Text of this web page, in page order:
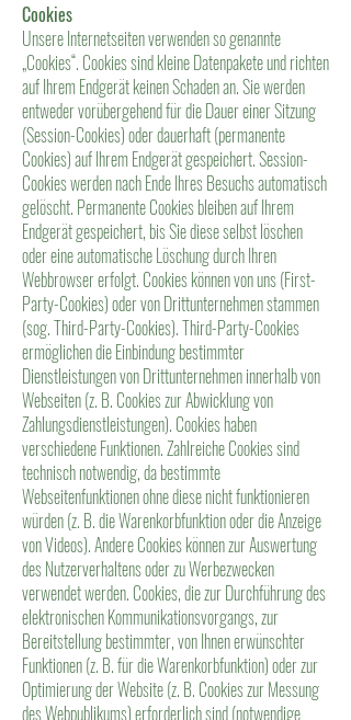
Cookies
Unsere Internetseiten verwenden so genannte
„Cookies“. Cookies sind kleine Datenpakete und richten
auf Ihrem Endgerät keinen Schaden an. Sie werden
entweder vorübergehend für die Dauer einer Sitzung
(Session-Cookies) oder dauerhaft (permanente
Cookies) auf Ihrem Endgerät gespeichert. Session-
Cookies werden nach Ende Ihres Besuchs automatisch
gelöscht. Permanente Cookies bleiben auf Ihrem
Endgerät gespeichert, bis Sie diese selbst löschen
oder eine automatische Löschung durch Ihren
Webbrowser erfolgt. Cookies können von uns (First-
Party-Cookies) oder von Drittunternehmen stammen
(sog. Third-Party-Cookies). Third-Party-Cookies
ermöglichen die Einbindung bestimmter
Dienstleistungen von Drittunternehmen innerhalb von
Webseiten (z. B. Cookies zur Abwicklung von
Zahlungsdienstleistungen). Cookies haben
verschiedene Funktionen. Zahlreiche Cookies sind
technisch notwendig, da bestimmte
Webseitenfunktionen ohne diese nicht funktionieren
würden (z. B. die Warenkorbfunktion oder die Anzeige
von Videos). Andere Cookies können zur Auswertung
des Nutzerverhaltens oder zu Werbezwecken
verwendet werden. Cookies, die zur Durchführung des
elektronischen Kommunikationsvorgangs, zur
Bereitstellung bestimmter, von Ihnen erwünschter
Funktionen (z. B. für die Warenkorbfunktion) oder zur
Optimierung der Website (z. B. Cookies zur Messung
des Webpublikums) erforderlich sind (notwendige